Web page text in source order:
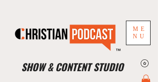
ME
NU
SHOW & CONTENT STUDIO
™